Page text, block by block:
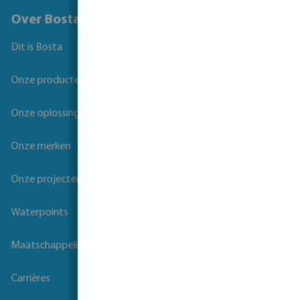
Over Bosta
Dit is Bosta
Onze producten
Onze oplossingen
Onze merken
Onze projecten
Waterpoints
Maatschappelijk verantwoord ondernemen
Carrières